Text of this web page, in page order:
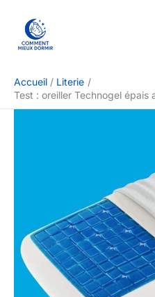
contenu
Accueil
Literie
Test : oreiller Technogel épais